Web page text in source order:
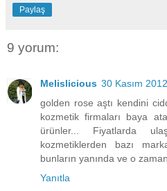
Paylaş
9 yorum:
Melislicious 30 Kasım
golden rose aştı kendini
kozmetik firmaları baya
ürünler... Fiyatlarda
kozmetiklerden bazı
bunların yanında ve o
Yanıtla